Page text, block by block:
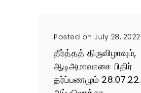
Posted on July 28, 2022
தீர்த்தத் திருவிழாவும்,
ஆடிஅமாவாசை பிதிர்
தர்ப்பணமும் 28.07.22.